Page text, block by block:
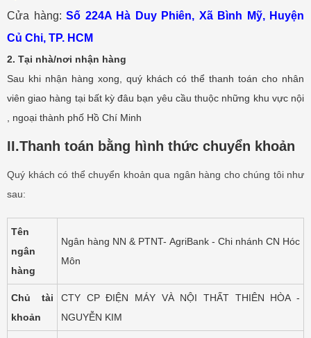
Cửa hàng: Số 224A Hà Duy Phiên, Xã Bình Mỹ, Huyện
Củ Chi, TP. HCM
2. Tại nhà/nơi nhận hàng
Sau khi nhận hàng xong, quý khách có thể thanh toán cho nhân
viên giao hàng tại bất kỳ đâu bạn yêu cầu thuộc những khu vực nội
, ngoại thành phố Hồ Chí Minh
II.Thanh toán bằng hình thức chuyển khoản
Quý khách có thể chuyển khoản qua ngân hàng cho chúng tôi như
sau:
Tên
ngân
hàng
Ngân hàng NN & PTNT- AgriBank - Chi nhánh CN Hóc
Môn
Chủ tài
khoản
CTY CP ĐIỆN MÁY VÀ NỘI THẤT THIÊN HÒA -
NGUYỄN KIM